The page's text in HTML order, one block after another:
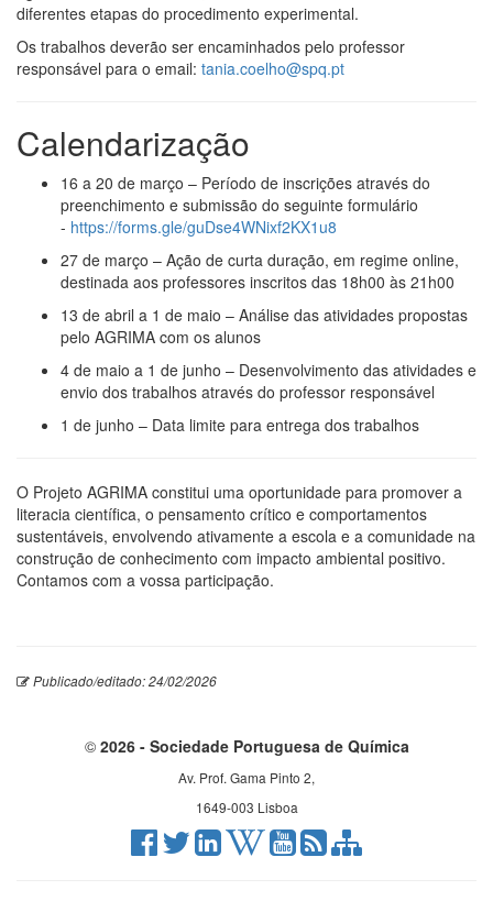
diferentes etapas do procedimento experimental.
Os trabalhos deverão ser encaminhados pelo professor
responsável para o email: tania.coelho@spq.pt
Calendarização
16 a 20 de março – Período de inscrições através do
preenchimento e submissão do seguinte formulário
- https://forms.gle/guDse4WNixf2KX1u8
27 de março – Ação de curta duração, em regime online,
destinada aos professores inscritos das 18h00 às 21h00
13 de abril a 1 de maio – Análise das atividades propostas
pelo AGRIMA com os alunos
4 de maio a 1 de junho – Desenvolvimento das atividades e
envio dos trabalhos através do professor responsável
1 de junho – Data limite para entrega dos trabalhos
O Projeto AGRIMA constitui uma oportunidade para promover a
literacia científica, o pensamento crítico e comportamentos
sustentáveis, envolvendo ativamente a escola e a comunidade na
construção de conhecimento com impacto ambiental positivo.
Contamos com a vossa participação.
Publicado/editado: 24/02/2026
© 2026 - Sociedade Portuguesa de Química
Av. Prof. Gama Pinto 2,
1649-003 Lisboa